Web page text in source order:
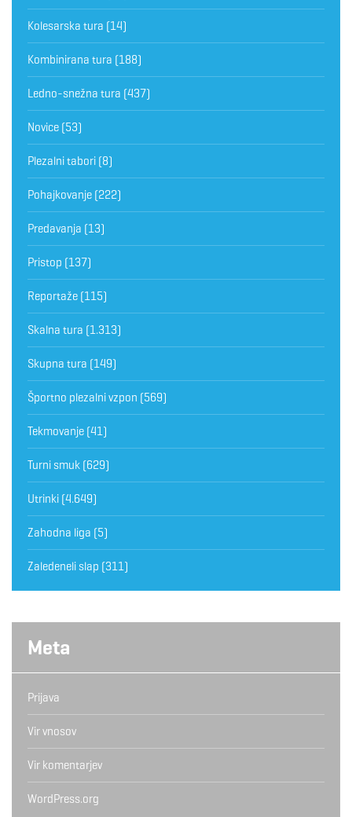
Kolesarska tura (14)
Kombinirana tura (188)
Ledno-snežna tura (437)
Novice (53)
Plezalni tabori (8)
Pohajkovanje (222)
Predavanja (13)
Pristop (137)
Reportaže (115)
Skalna tura (1.313)
Skupna tura (149)
Športno plezalni vzpon (569)
Tekmovanje (41)
Turni smuk (629)
Utrinki (4.649)
Zahodna liga (5)
Zaledeneli slap (311)
Meta
Prijava
Vir vnosov
Vir komentarjev
WordPress.org